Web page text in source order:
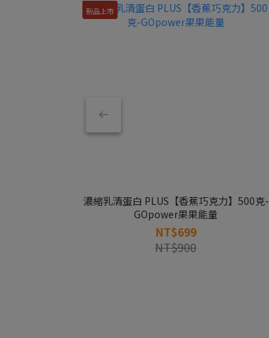
新品上市
濃縮乳清蛋白 PLUS【香蕉巧克力】500克-
GOpower果果能量
NT$699
NT$900